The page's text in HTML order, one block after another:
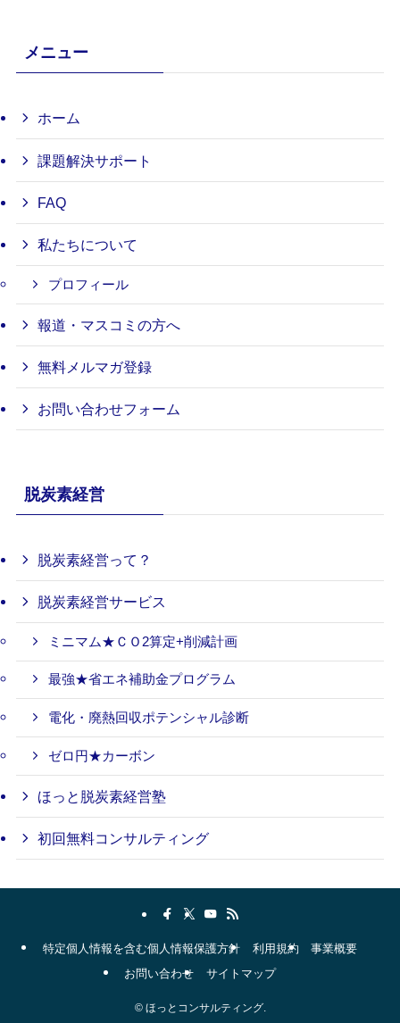
メニュー
ホーム
課題解決サポート
FAQ
私たちについて
プロフィール
報道・マスコミの方へ
無料メルマガ登録
お問い合わせフォーム
脱炭素経営
脱炭素経営って？
脱炭素経営サービス
ミニマム★ＣＯ2算定+削減計画
最強★省エネ補助金プログラム
電化・廃熱回収ポテンシャル診断
ゼロ円★カーボン
ほっと脱炭素経営塾
初回無料コンサルティング
特定個人情報を含む個人情報保護方針 利用規約
事業概要
お問い合わせ
サイトマップ
©ほっとコンサルティング.